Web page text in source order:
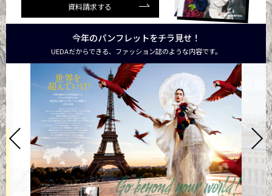
資料請求する
今年のパンフレットをチラ見せ！
UEDAだからできる、ファッション誌のような内容です。